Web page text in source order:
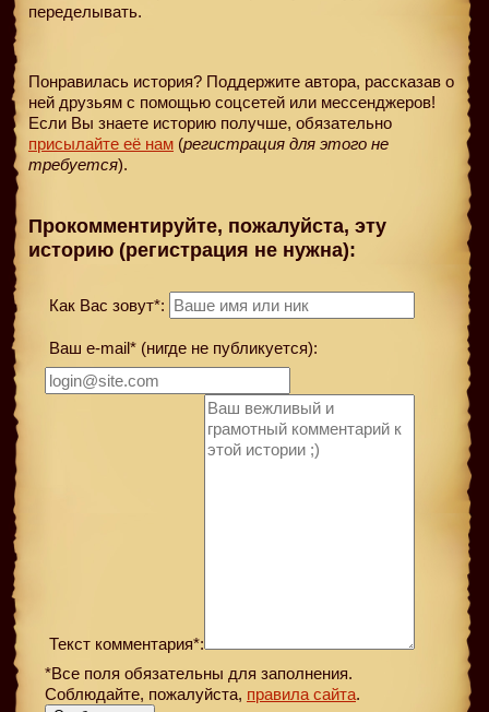
переделывать.
Понравилась история? Поддержите автора, рассказав о
ней друзьям с помощью соцсетей или мессенджеров!
Если Вы знаете историю получше, обязательно
присылайте её нам (регистрация для этого не
требуется).
Прокомментируйте, пожалуйста, эту
историю (регистрация не нужна):
Как Вас зовут*:
Ваш e-mail* (нигде не публикуется):
Текст комментария*:
*Все поля обязательны для заполнения.
Соблюдайте, пожалуйста, правила сайта.